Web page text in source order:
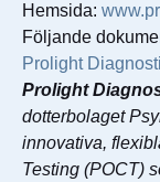
Hemsida:
Följande
Prolight
Prolight
dotterbolaget
innovativa,
Testing (POCT)